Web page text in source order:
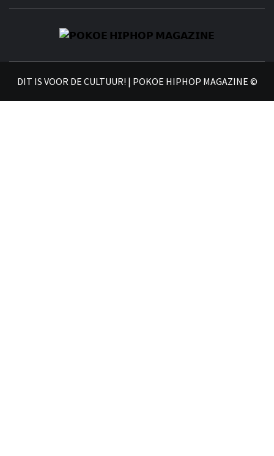
DIT IS VOOR DE CULTUUR! | POKOE HIPHOP MAGAZINE ©